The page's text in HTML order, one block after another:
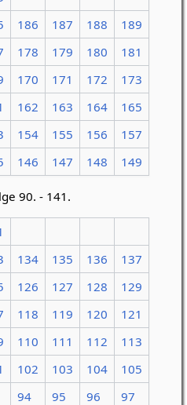
186 187 188
189
178 179 180
181
170 171 172
173
162 163 164
165
154 155 156
157
146 147 148 149
90. - 141.
134 135 136
137
126 127 128
129
118 119 120
121
110 111 112
113
102 103 104
105
94 95 96 97